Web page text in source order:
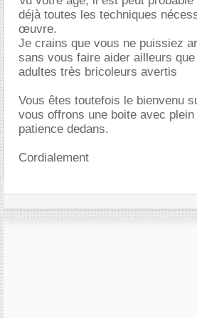
déjà toutes les techniques
œuvre.
Je crains que vous ne puissiez
sans vous faire aider ailleurs
adultes très bricoleurs avertis
Vous êtes toutefois le bienvenu
vous offrons une boite avec
patience dedans.
Cordialement